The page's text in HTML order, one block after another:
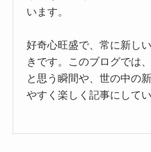
います。
好奇心旺盛で、常に新し
きです。このブログでは
と思う瞬間や、世の中の
やすく楽しく記事にしてい